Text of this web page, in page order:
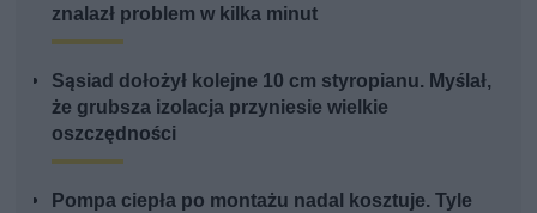
znalazł problem w kilka minut
Sąsiad dołożył kolejne 10 cm styropianu. Myślał,
że grubsza izolacja przyniesie wielkie
oszczędności
Pompa ciepła po montażu nadal kosztuje. Tyle